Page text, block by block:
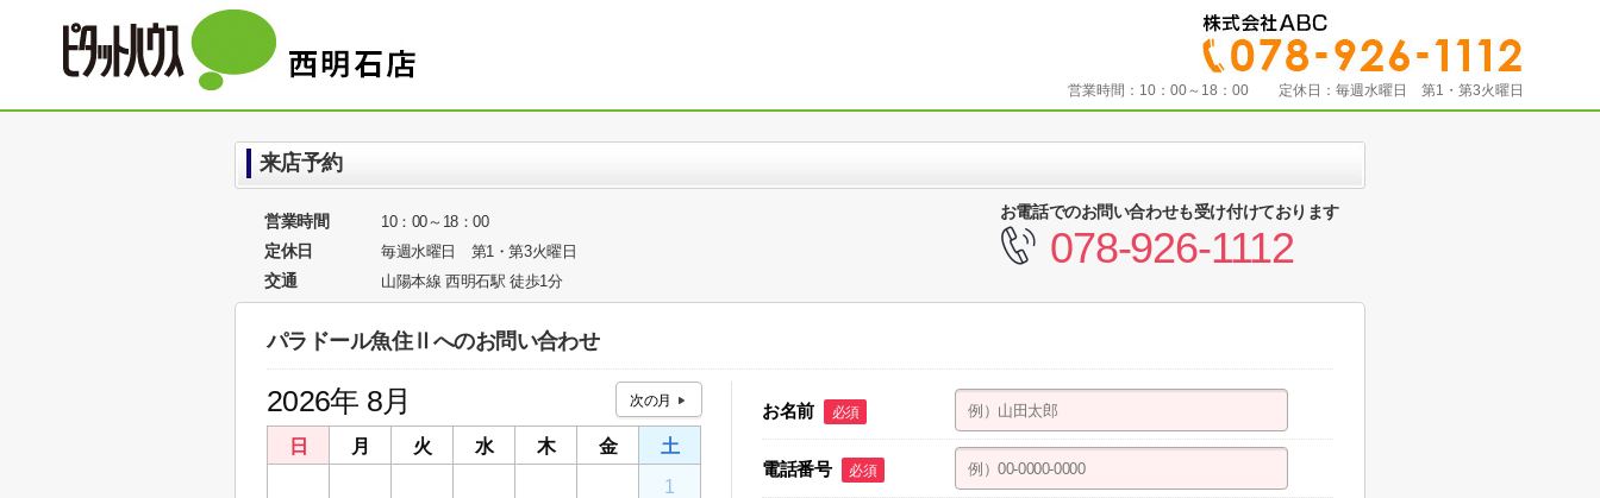
営業時間： 10：00～18：00 定休日： 毎週水曜日 第1・第3火曜日
来店予約
営業時間 10：00～18：00
定休日 毎週水曜日 第1・第3火曜日
交通 山陽本線 西明石駅 徒歩1分
お電話でのお問い合わせも受け付けております
078-926-1112
パラドール魚住Ⅱへのお問い合わせ
2026年 8月
日 月 火 水 木 金
土
1
お名前 必須
電話番号 必須